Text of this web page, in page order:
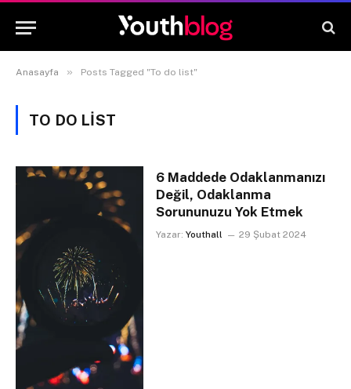
Anasayfa » Posts Tagged "To do list"
TO DO LIST
6 Maddede Odaklanmanızı
Değil, Odaklanma
Sorununuzu Yok Etmek
Yazar: Youthall 29 Şubat 2024